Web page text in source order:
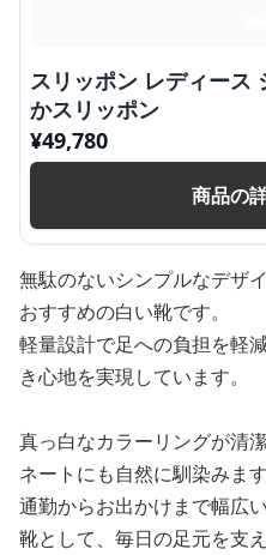
スリッポン レディース
かスリッポン
¥49,780
商品の
無駄のないシンプルなデザ
おすすめの白い靴です。
軽量設計で足への負担を軽
き心地を実現しています。
真っ白なカラーリングが清
ネートにも自然に馴染みます
通勤からお出かけまで幅広
靴として、毎日の足元を支